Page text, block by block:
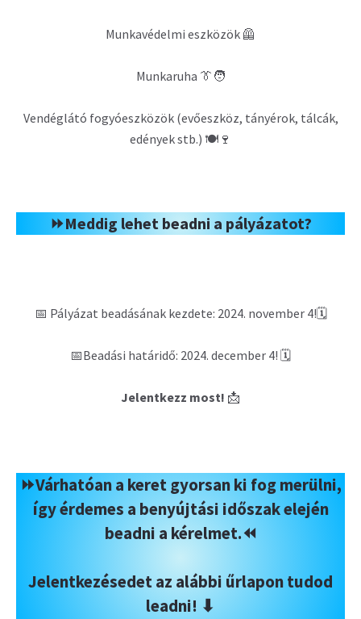
Munkavédelmi eszközök 🦺
Munkaruha 👔🧑‍
Vendéglátó fogyóeszközök (evőeszköz, tányérok, tálcák,
edények stb.) 🍽️🍷
⏩Meddig lehet beadni a pályázatot?
📅 Pályázat beadásának kezdete: 2024. november 4!🗓️
📅Beadási határidő: 2024. december 4! 🗓️
Jelentkezz most! 📩
⏩Várhatóan a keret gyorsan ki fog merülni,
így érdemes a benyújtási időszak elején
beadni a kérelmet.⏪
Jelentkezésedet az alábbi űrlapon tudod
leadni! ⬇